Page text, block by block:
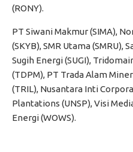
(RONY).
PT Siwani Makmur (SIMA),
(SKYB), SMR Utama (SMRU),
Sugih Energi (SUGI),
(TDPM), PT Trada Alam
(TRIL), Nusantara Inti
Plantations (UNSP), Visi
Energi (WOWS).